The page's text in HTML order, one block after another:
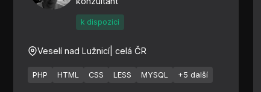
k dispozici
Veselí nad Lužnicí | celá ČR
PHP HTML CSS LESS MYSQL +5 další